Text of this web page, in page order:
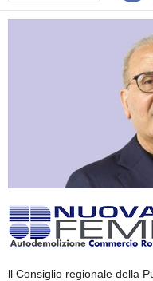
ll Consiglio regionale della